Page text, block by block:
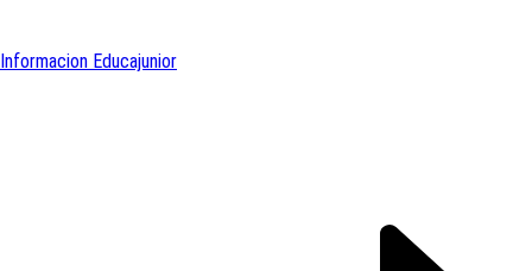
Informacion Educajunior